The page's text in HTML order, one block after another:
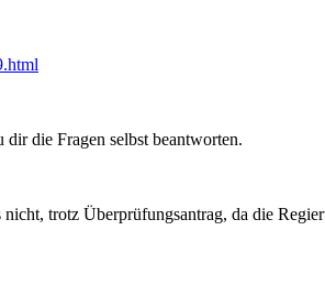
die Fragen selbst beantworten.
trotz Überprüfungsantrag, da die